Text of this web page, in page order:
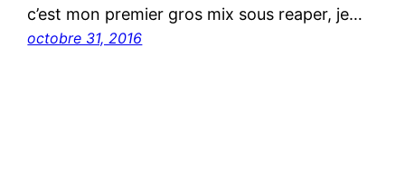
c’est mon premier gros mix sous reaper, je…
octobre 31, 2016